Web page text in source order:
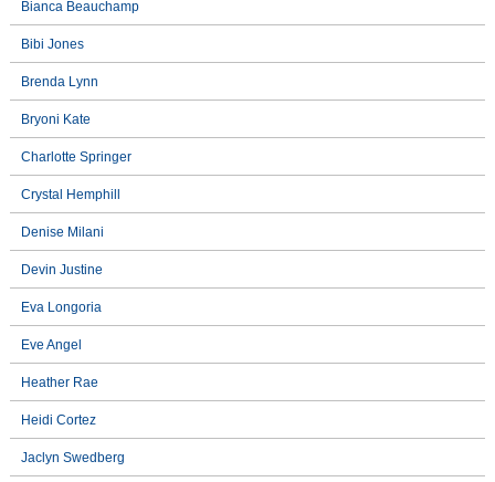
Bianca Beauchamp
Bibi Jones
Brenda Lynn
Bryoni Kate
Charlotte Springer
Crystal Hemphill
Denise Milani
Devin Justine
Eva Longoria
Eve Angel
Heather Rae
Heidi Cortez
Jaclyn Swedberg